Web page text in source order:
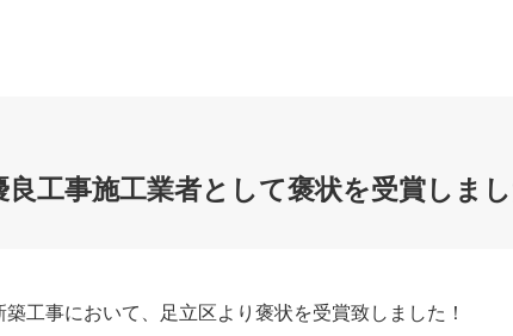
良工事施工業者として褒状を受賞しま
工事において、足立区より褒状を受賞致しました！